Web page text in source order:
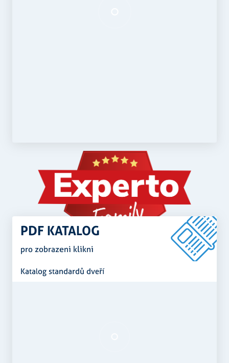
PDF KATALOG
pro zobrazeni klikni
Katalog standardů dveří